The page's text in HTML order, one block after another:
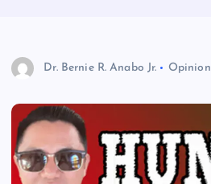
Dr. Bernie R. Anabo Jr. Opinion